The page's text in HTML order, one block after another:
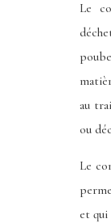
Le
au
ou
Le
et qui